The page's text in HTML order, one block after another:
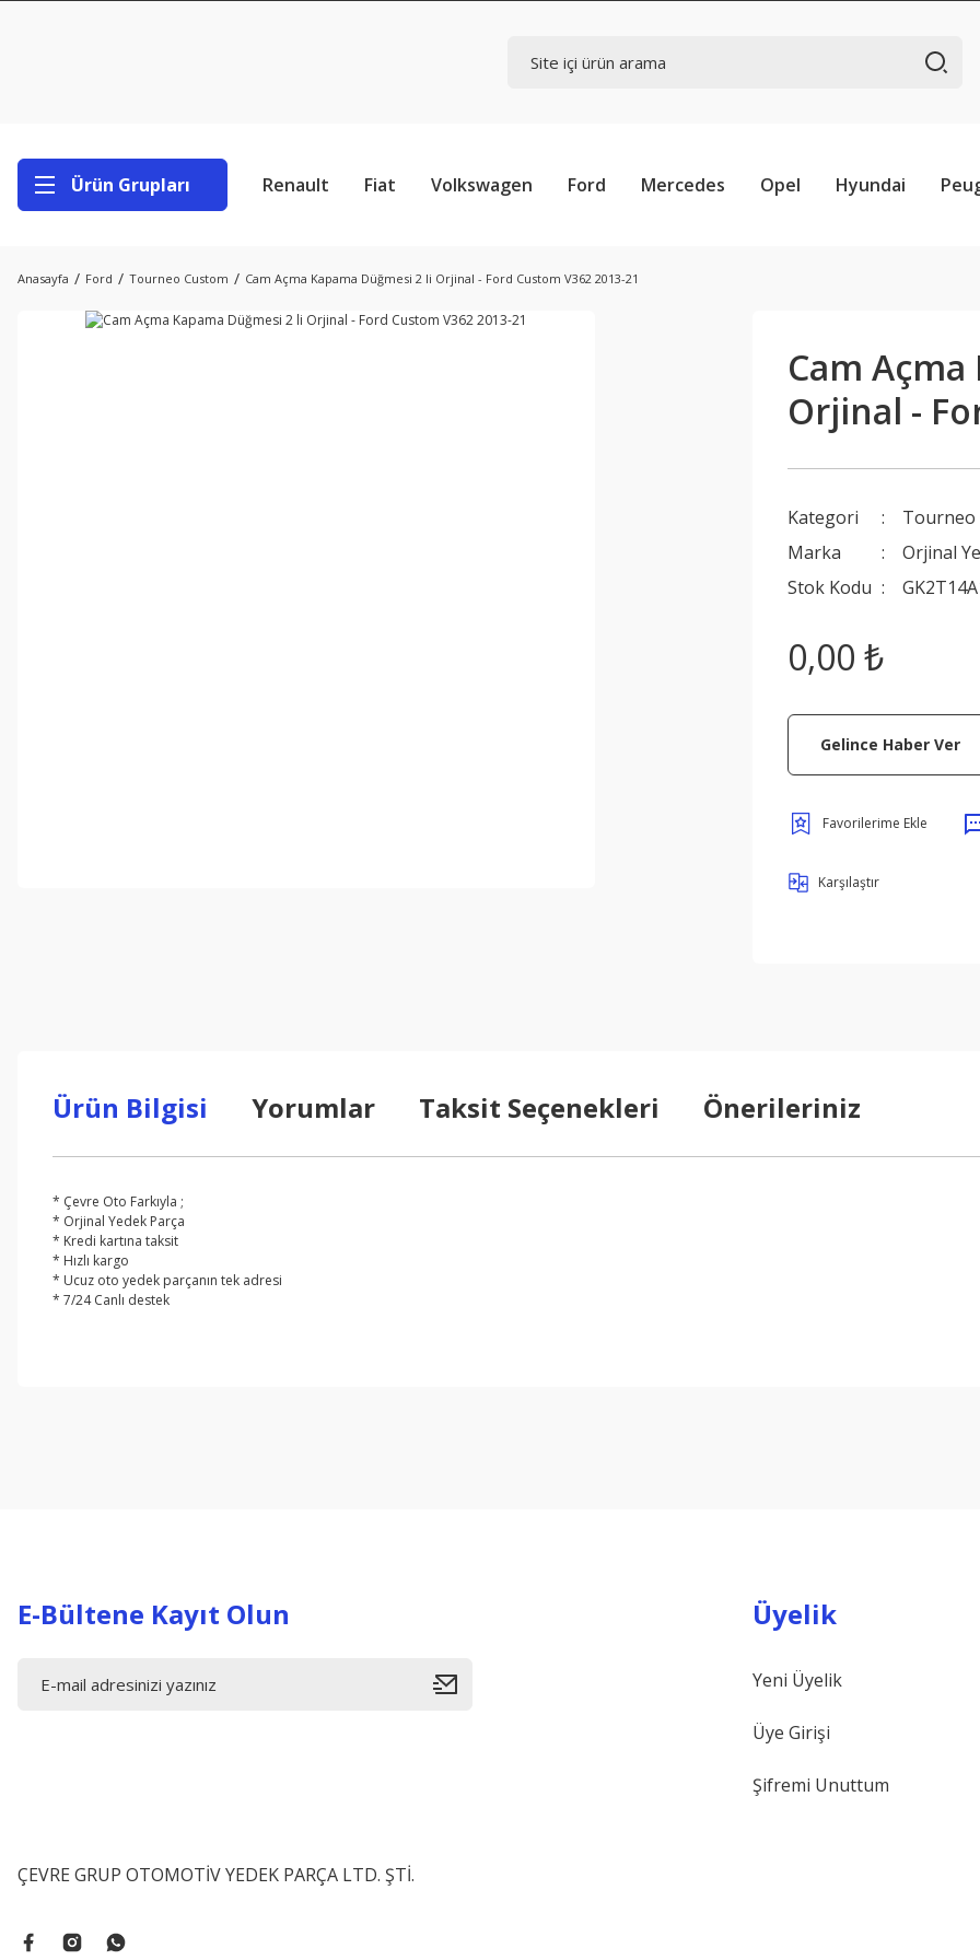
Ürün Grupları Renault Fiat Volkswagen Ford Mercedes Opel Hyundai
Anasayfa Ford Tourneo Custom Cam Açma Kapama Düğmesi 2 li Orjinal - Ford Custom V362 2013-21
Cam
Orjinal -
Kategori
Tourneo
Marka
Orjinal
Stok Kodu
0,00 ₺
Gelince Haber Ver
Karşılaştır
Ürün Bilgisi Yorumlar Taksit Seçenekleri Önerileriniz
* Çevre Oto Farkıyla ;
* Orjinal Yedek Parça
* Kredi kartına taksit
* Hızlı kargo
* Ucuz oto yedek parçanın tek adresi
* 7/24 Canlı destek
E-Bültene Kayıt Olun
ÇEVRE GRUP OTOMOTİV YEDEK PARÇA LTD. ŞTİ.
Üyelik
Yeni Üyelik
Üye Girişi
Şifremi Unuttum